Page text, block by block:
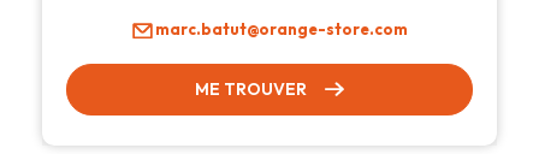
marc.batut@orange-store.com
ME TROUVER